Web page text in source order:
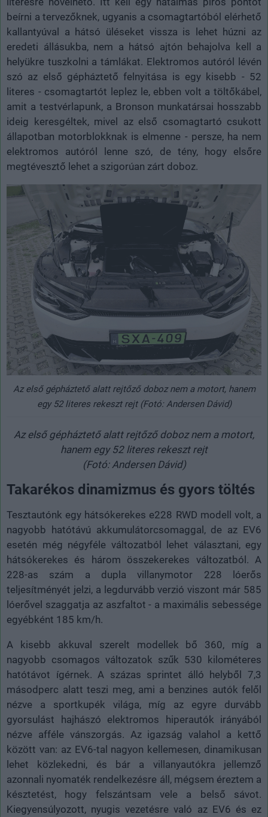
beírni a tervezőknek, ugyanis a csomagtartóból elérhető
kallantyúval a hátsó üléseket vissza is lehet húzni az
eredeti állásukba, nem a hátsó ajtón behajolva kell a
helyükre tuszkolni a támlákat. Elektromos autóról lévén
szó az első gépháztető felnyitása is egy kisebb - 52
literes - csomagtartót leplez le, ebben volt a töltőkábel,
amit a testvérlapunk, a Bronson munkatársai hosszabb
ideig keresgéltek, mivel az első csomagtartó csukott
állapotban motorblokknak is elmenne - persze, ha nem
elektromos autóról lenne szó, de tény, hogy elsőre
megtévesztő lehet a szigorúan zárt doboz.
Az első gépháztető alatt rejtőző doboz nem a motort, hanem
egy 52 literes rekeszt rejt (Fotó: Andersen Dávid)
Az első gépháztető alatt rejtőző doboz nem a motort,
hanem egy 52 literes rekeszt rejt
(Fotó: Andersen Dávid)
Takarékos dinamizmus és gyors töltés
Tesztautónk egy hátsókerekes e228 RWD modell volt, a
nagyobb hatótávú akkumulátorcsomaggal, de az EV6
esetén még négyféle változatból lehet választani, egy
hátsókerekes és három összekerekes változatból. A
228-as szám a dupla villanymotor 228 lóerős
teljesítményét jelzi, a legdurvább verzió viszont már 585
lóerővel szaggatja az aszfaltot - a maximális sebessége
egyébként 185 km/h.
A kisebb akkuval szerelt modellek bő 360, míg a
nagyobb csomagos változatok szűk 530 kilométeres
hatótávot ígérnek. A százas sprintet álló helyből 7,3
másodperc alatt teszi meg, ami a benzines autók felől
nézve a sportkupék világa, míg az egyre durvább
gyorsulást hajhászó elektromos hiperautók irányából
nézve afféle vánszorgás. Az igazság valahol a kettő
között van: az EV6-tal nagyon kellemesen, dinamikusan
lehet közlekedni, és bár a villanyautókra jellemző
azonnali nyomaték rendelkezésre áll, mégsem éreztem a
késztetést, hogy felszántsam vele a belső sávot.
Kiegyensúlyozott, nyugis vezetésre való az EV6 és ez